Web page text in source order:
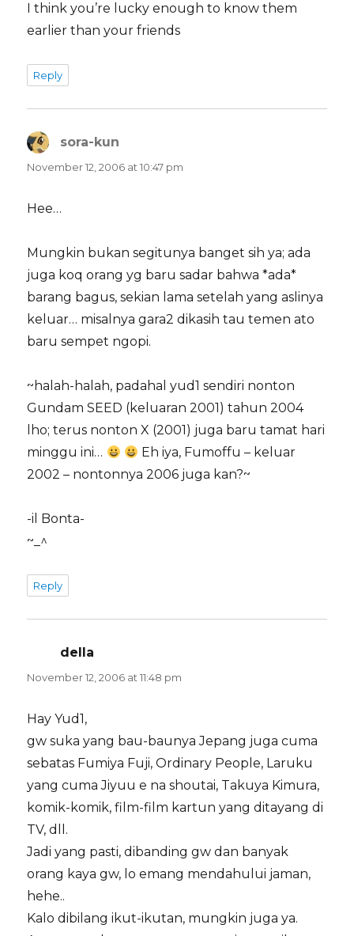
I think you’re lucky enough to know them
earlier than your friends
Reply
sora-kun
November 12, 2006 at 10:47 pm
Hee…
Mungkin bukan segitunya banget sih ya; ada
juga koq orang yg baru sadar bahwa *ada*
barang bagus, sekian lama setelah yang aslinya
keluar… misalnya gara2 dikasih tau temen ato
baru sempet ngopi.
~halah-halah, padahal yud1 sendiri nonton
Gundam SEED (keluaran 2001) tahun 2004
lho; terus nonton X (2001) juga baru tamat hari
minggu ini…
Eh iya, Fumoffu – keluar
2002 – nontonnya 2006 juga kan?~
-il Bonta-
~_^
Reply
della
November 12, 2006 at 11:48 pm
Hay Yud1,
gw suka yang bau-baunya Jepang juga cuma
sebatas Fumiya Fuji, Ordinary People, Laruku
yang cuma Jiyuu e na shoutai, Takuya Kimura,
komik-komik, film-film kartun yang ditayang di
TV, dll.
Jadi yang pasti, dibanding gw dan banyak
orang kaya gw, lo emang mendahului jaman,
hehe..
Kalo dibilang ikut-ikutan, mungkin juga ya.